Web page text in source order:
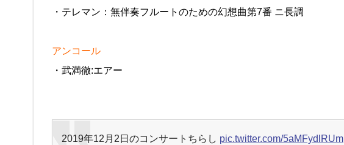
・テレマン：無伴奏フルートのための幻想曲第7番 ニ長調
アンコール
・武満徹:エアー
2019年12月2日のコンサートちらし pic.twitter.com/5aMFydlRUm